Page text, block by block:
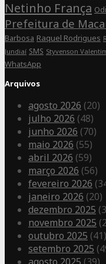
Netinho França
Prefeitura de
Barbosa Raquel Rodrigues
Jundiaí SMS Styvenson
WhatsApp
Arquivos
agosto 2026 (20)
julho 2026 (48)
junho 2026 (70)
maio 2026 (55)
abril 2026 (59)
março 2026 (56)
fevereiro 2026
janeiro 2026 (20)
dezembro 2025
novembro 2025
outubro 2025 (41)
setembro 2025